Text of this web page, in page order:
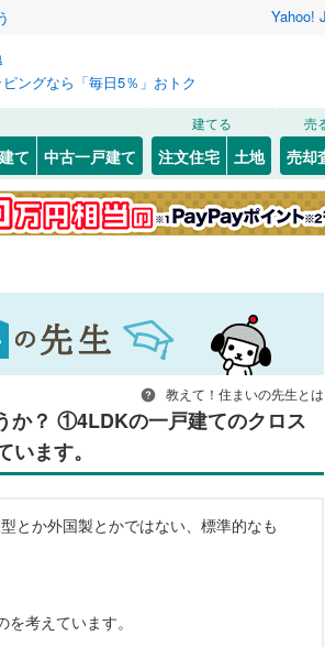
Yahoo!
ングなら「毎日5％」おトク
て 中古一戸建て
建てる
注文住宅 土地
売
売却
教えて！住まいの先生とは
か？ ①4LDKの一戸建てのクロス
ます。
とか外国製とかではない、標準的なも
考えています。